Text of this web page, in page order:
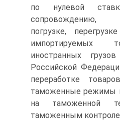
по нулевой
сопровождению,
погрузке,
импортируемых
иностранных
Российской
переработке
таможенные режимы
на таможенной
таможенным